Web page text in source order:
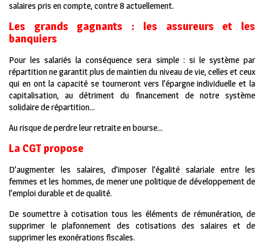
salaires pris en compte, contre 8 actuellement.
Les grands gagnants : les assureurs et les
banquiers
Pour les salariés la conséquence sera simple : si le système par
répartition ne garantit plus de maintien du niveau de vie, celles et ceux
qui en ont la capacité se tourneront vers l’épargne individuelle et la
capitalisation, au détriment du financement de notre système
solidaire de répartition…
Au risque de perdre leur retraite en bourse…
La CGT propose
D’augmenter les salaires, d’imposer l’égalité salariale entre les
femmes et les hommes, de mener une politique de développement de
l’emploi durable et de qualité.
De soumettre à cotisation tous les éléments de rémunération, de
supprimer le plafonnement des cotisations des salaires et de
supprimer les exonérations fiscales.